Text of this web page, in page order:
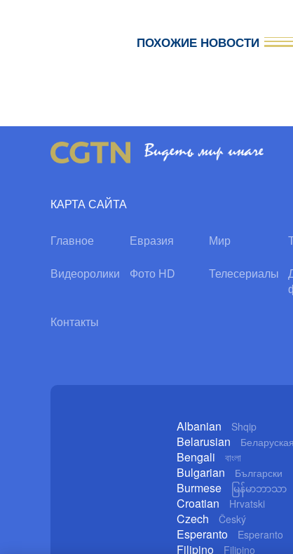
ПОХОЖИЕ НОВОСТИ
КАРТА САЙТА
Главное Евразия Мир
Видеоролики Фото HD Телесериалы
Контакты
Albanian Shqip
Belarusian Беларуская
Bengali বাংলা
Bulgarian Български
Burmese မြန်မာဘာသာ
Croatian Hrvatski
Czech Český
Esperanto Esperanto
Filipino Filipino